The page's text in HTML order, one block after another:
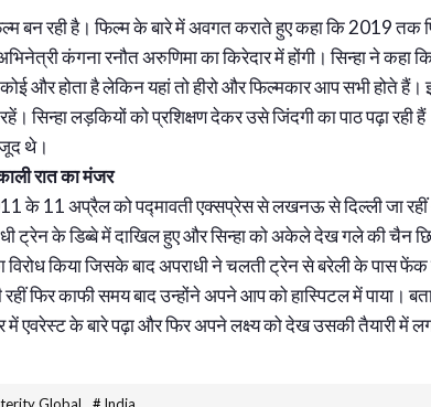
बन रही है। फिल्म के बारे में अवगत कराते हुए कहा कि 2019 तक
कंगना रनौत अरुणिमा का किरेदार में होंगी। सिन्हा ने कहा
कोई और होता है लेकिन यहां तो हीरो और फिल्मकार आप सभी होते
लड़कियों को प्रशिक्षण देकर उसे जिंदगी का पाठ पढ़ा रही
थे।
रात का मंजर
के 11 अप्रैल को पद्मावती एक्सप्रेस से लखनऊ से दिल्ली जा
ट्रेन के डिब्बे में दाखिल हुए और सिन्हा को अकेले देख गले की चैन
किया जिसके बाद अपराधी ने चलती ट्रेन से बरेली के पास फेंक
रहीं फिर काफी समय बाद उन्होंने अपने आप को हास्पिटल में पाया।
में एवरेस्ट के बारे पढ़ा और फिर अपने लक्ष्य को देख उसकी तैयारी में